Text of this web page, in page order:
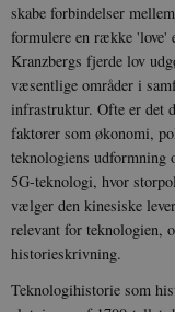
skabe forbindelser
formulere en række
Kranzbergs fjerde lov
væsentlige områder i
infrastruktur. Ofte er det
faktorer som økonomi,
teknologiens udformning
5G-teknologi, hvor
vælger den kinesiske
relevant for teknologien,
historieskrivning.
Teknologihistorie som